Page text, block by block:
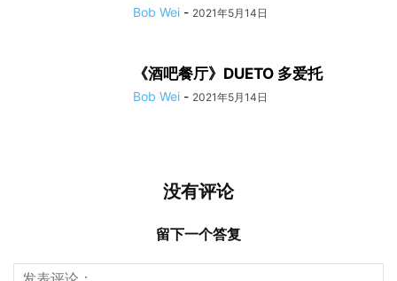
Bob Wei - 2021年5月14日
《酒吧餐厅》DUETO 多爱托
Bob Wei - 2021年5月14日
没有评论
留下一个答复